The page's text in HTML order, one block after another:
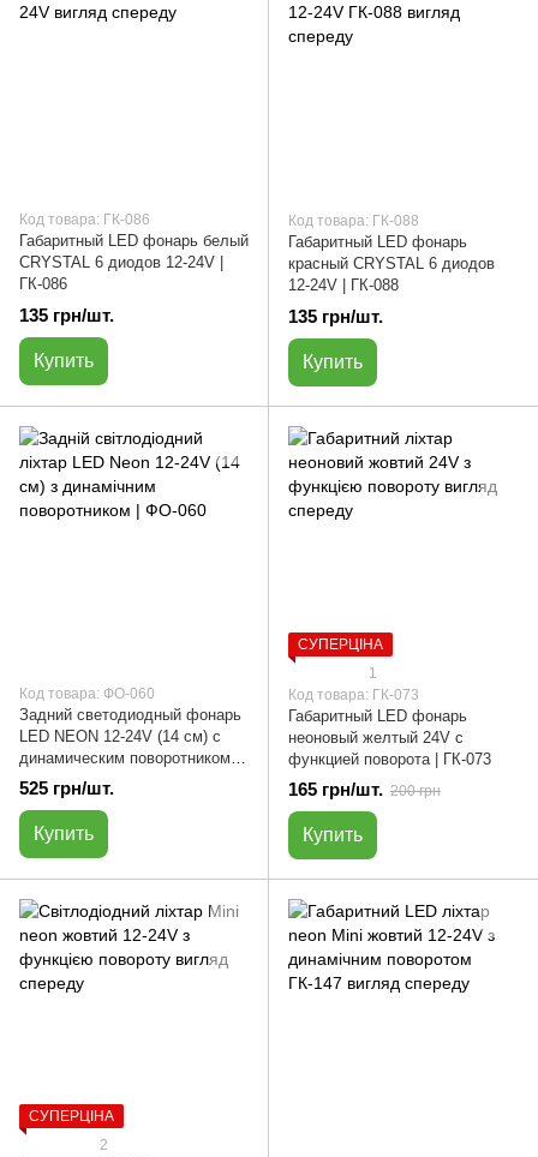
Код товара: ГК-086
Габаритный LED фонарь белый
CRYSTAL 6 диодов 12-24V |
ГК-086
135 грн/шт.
Купить
Код товара: ГК-088
Габаритный LED фонарь
красный CRYSTAL 6 диодов
12-24V | ГК-088
135 грн/шт.
Купить
Код товара: ФО-060
Задний светодиодный фонарь
LED NEON 12-24V (14 см) с
динамическим поворотником |
ФО-060
525 грн/шт.
Купить
СУПЕРЦІНА
1
Код товара: ГК-073
Габаритный LED фонарь
неоновый желтый 24V с
функцией поворота | ГК-073
165 грн/шт. 200 грн
Купить
СУПЕРЦІНА
2